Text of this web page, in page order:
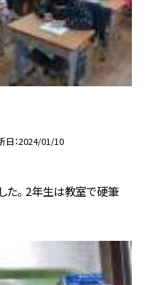
日 2024/01/10
た。 2年生は教室で硬筆